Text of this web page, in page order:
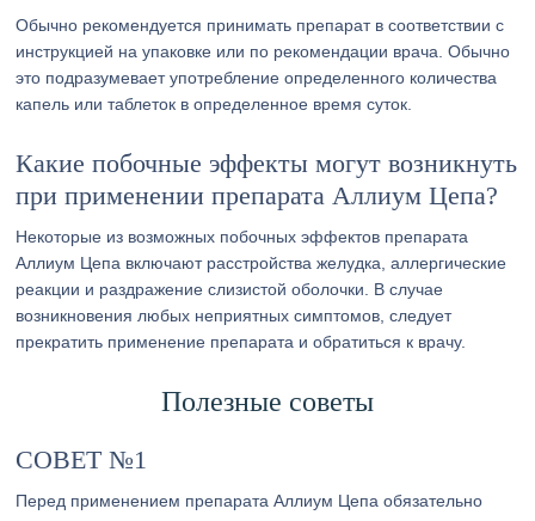
Обычно рекомендуется принимать препарат в соответствии с
инструкцией на упаковке или по рекомендации врача. Обычно
это подразумевает употребление определенного количества
капель или таблеток в определенное время суток.
Какие побочные эффекты могут возникнуть
при применении препарата Аллиум Цепа?
Некоторые из возможных побочных эффектов препарата
Аллиум Цепа включают расстройства желудка, аллергические
реакции и раздражение слизистой оболочки. В случае
возникновения любых неприятных симптомов, следует
прекратить применение препарата и обратиться к врачу.
Полезные советы
СОВЕТ №1
Перед применением препарата Аллиум Цепа обязательно